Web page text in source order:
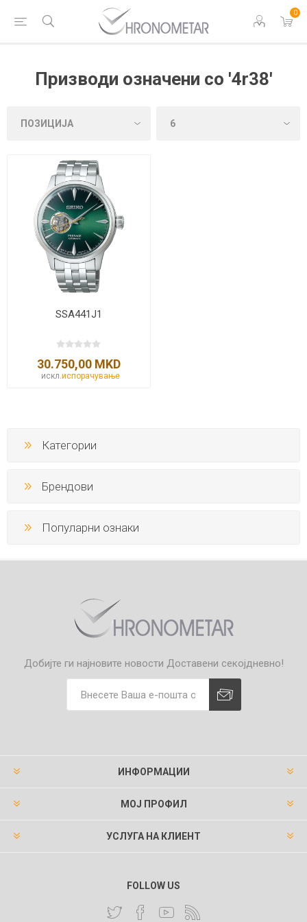
0
Призводи означени со '4r38'
SSA441J1
30.750,00 MKD
искл. испорачување
Категории
Брендови
Популарни ознаки
Добијте ги најновите новости Доставени секојдневно!
ИНФОРМАЦИИ
МОЈ ПРОФИЛ
УСЛУГА НА КЛИЕНТ
FOLLOW US